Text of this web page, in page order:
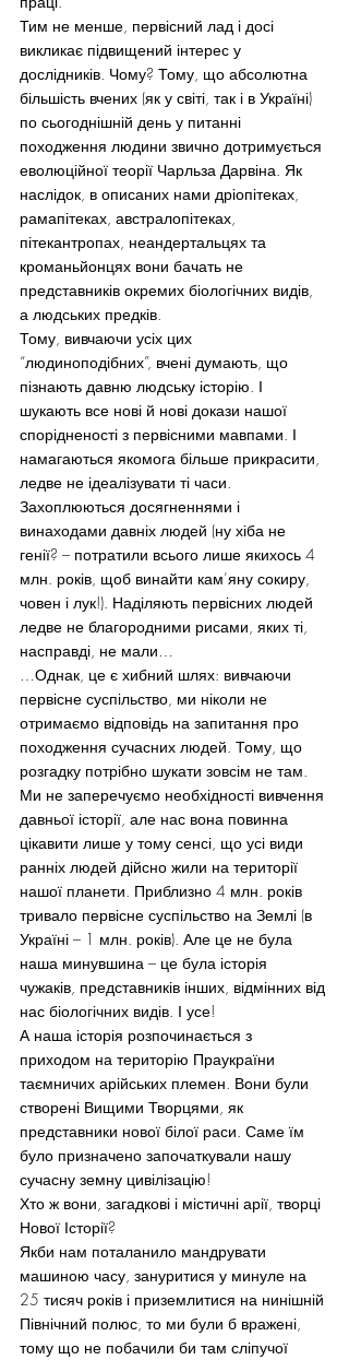
Тим не менше, первісний лад і досі
викликає підвищений інтерес у
дослідників. Чому? Тому, що абсолютна
більшість вчених (як у світі, так і в Україні)
по сьогоднішній день у питанні
походження людини звично дотримується
еволюційної теорії Чарльза Дарвіна. Як
наслідок, в описаних нами дріопітеках,
рамапітеках, австралопітеках,
пітекантропах, неандертальцях та
кроманьйонцях вони бачать не
представників окремих біологічних видів,
а людських предків.
Тому, вивчаючи усіх цих
“людиноподібних”, вчені думають, що
пізнають давню людську історію. І
шукають все нові й нові докази нашої
спорідненості з первісними мавпами. І
намагаються якомога більше прикрасити,
ледве не ідеалізувати ті часи.
Захоплюються досягненнями і
винаходами давніх людей (ну хіба не
генії? – потратили всього лише якихось 4
млн. років, щоб винайти кам’яну сокиру,
човен і лук!). Наділяють первісних людей
ледве не благородними рисами, яких ті,
насправді, не мали…
…Однак, це є хибний шлях: вивчаючи
первісне суспільство, ми ніколи не
отримаємо відповідь на запитання про
походження сучасних людей. Тому, що
розгадку потрібно шукати зовсім не там.
Ми не заперечуємо необхідності вивчення
давньої історії, але нас вона повинна
цікавити лише у тому сенсі, що усі види
ранніх людей дійсно жили на території
нашої планети. Приблизно 4 млн. років
тривало первісне суспільство на Землі (в
Україні – 1 млн. років). Але це не була
наша минувшина – це була історія
чужаків, представників інших, відмінних від
нас біологічних видів. І усе!
А наша історія розпочинається з
приходом на територію Праукраїни
таємничих арійських племен. Вони були
створені Вищими Творцями, як
представники нової білої раси. Саме їм
було призначено започаткували нашу
сучасну земну цивілізацію!
Хто ж вони, загадкові і містичні арії, творці
Нової Історії?
Якби нам поталанило мандрувати
машиною часу, зануритися у минуле на
25 тисяч років і приземлитися на нинішній
Північний полюс, то ми були б вражені,
тому що не побачили би там сліпучої